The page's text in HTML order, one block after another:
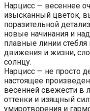
Нарцисс — весеннее
изысканный цветок,
поразительной
новые начинания и
плавные линии
движения и жизни,
солнцу.
Нарцисс — не просто
настоящее
весенней свежести в
оттенки и изящный
умиротворения и